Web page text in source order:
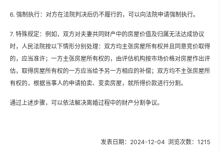
6. 强制执行：对方在法院判决后仍不履行的，可以向法院申请强制执行。
7. 特殊规定：例如，双方对夫妻共同财产中的房屋价值及归属无法达成协议
时，人民法院按以下情形分别处理：双方均主张房屋所有权并且同意竞价取得
的，应当准许；一方主张房屋所有权的，由评估机构按市场价格对房屋作出评
估，取得房屋所有权的一方应当给予另一方相应的补偿；双方均不主张房屋所
有权的，根据当事人的申请拍卖、变卖房屋，就所得价款进行分割。
通过上述步骤，可以依法解决离婚过程中的财产分割争议。
发表日期：2024-12-04 浏览次数：1215